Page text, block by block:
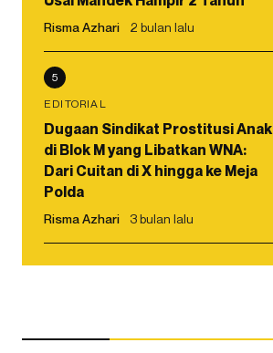
Risma Azhari 2 bulan lalu
5
EDITORIAL
Dugaan Sindikat Prostitusi Anak
di Blok M yang Libatkan WNA:
Dari Cuitan di X hingga ke Meja
Polda
Risma Azhari 3 bulan lalu